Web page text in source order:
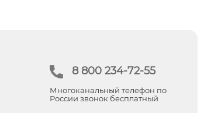
8 800 234-72-55
Многоканальный телефон по
России звонок бесплатный